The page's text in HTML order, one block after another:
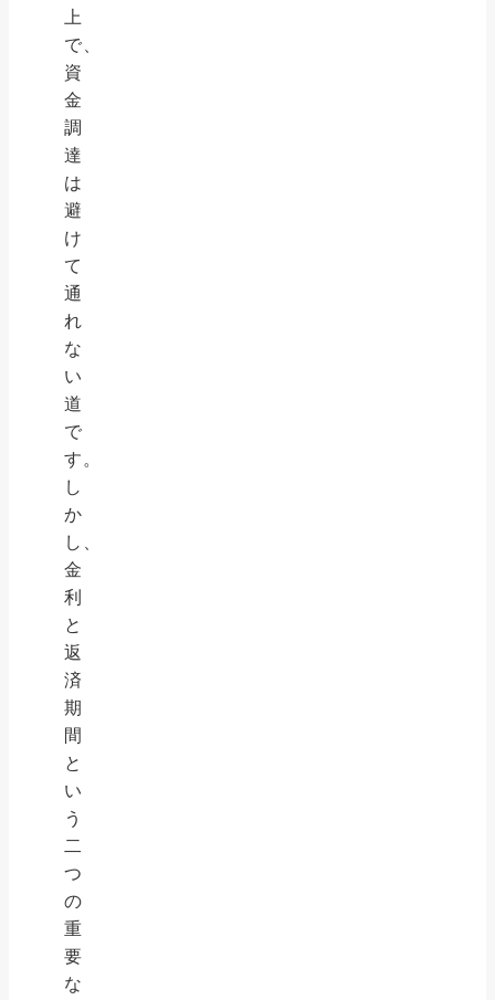
上
で、
資
金
調
達
は
避
け
て
通
れ
な
い
道
で
す。
し
か
し、
金
利
と
返
済
期
間
と
い
う
二
つ
の
重
要
な